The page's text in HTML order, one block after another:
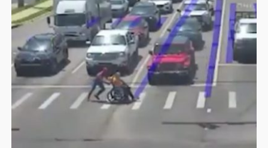
NEWSLETTER
SÍGUENOS